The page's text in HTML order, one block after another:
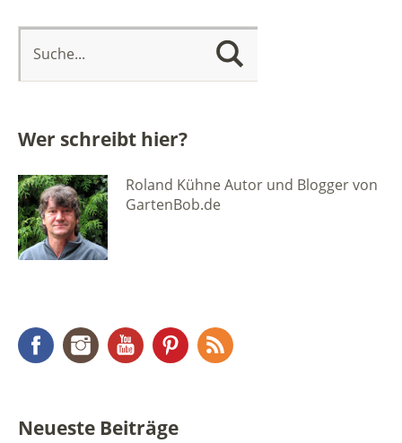
Wer schreibt hier?
Roland Kühne Autor und Blogger von
GartenBob.de
FacebookInstagramYouTubePinterest
Neueste Beiträge